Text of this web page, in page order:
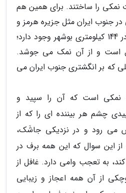
نمکی را ساختند. برای همین هم
کوه نمکی در جنوب ایران مثل جزیره هرمز و
همین گنبد نمک دشتی، در 144 کیلومتری بوشهر وجود دارد؛
است و از آن نمک می جوشد.
که بر انگشتری جنوب ایران می
نمکی است که آن را سپید و
چشم هر بیننده ای را که از
می رود و در نزدیکی جاشَک،
این سوال که این همه برف در
به تعجب وامی دارد. غافل از
از آن همه اعجاز و زیبایی